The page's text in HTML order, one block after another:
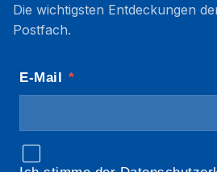
Die wichtigsten Entdeckungen
Postfach.